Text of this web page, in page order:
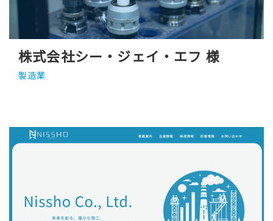
株式会社シー・ジェイ・エフ 様
製造業